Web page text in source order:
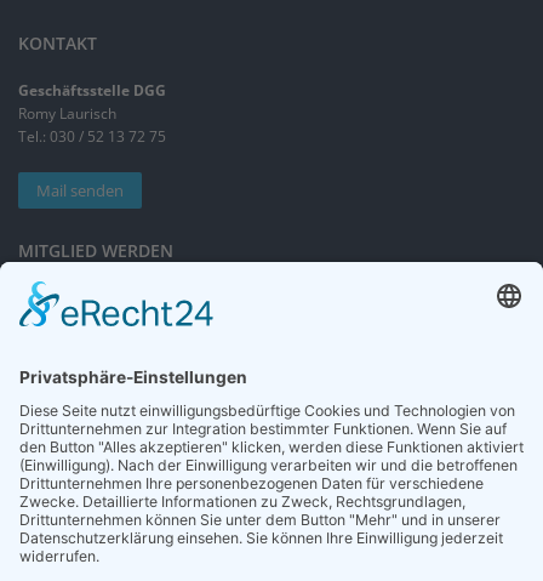
KONTAKT
Geschäftsstelle DGG
Romy Laurisch
Tel.: 030 / 52 13 72 75
Mail senden
MITGLIED WERDEN
Sieben gute Gründe
für Ihre Mitgliedschaft
NEWSLETTER
Neuigkeiten rund um die Geriatrie und die DGG – regelmäßig in Ihrem
Postfach.